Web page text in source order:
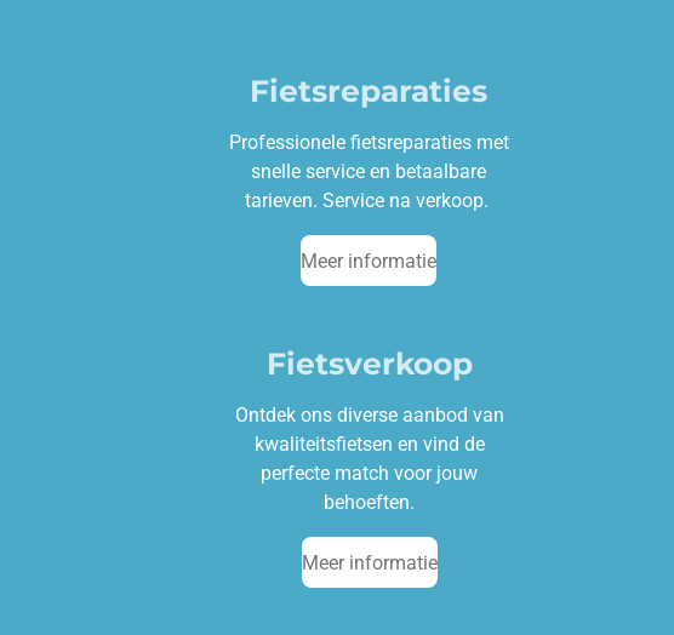
Fietsreparaties
Professionele fietsreparaties met
snelle service en betaalbare
tarieven. Service na verkoop.
Meer informatie
Fietsverkoop
Ontdek ons diverse aanbod van
kwaliteitsfietsen en vind de
perfecte match voor jouw
behoeften.
Meer informatie